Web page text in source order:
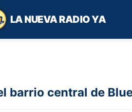
LA NUEVA RADIO YA
barrio central de